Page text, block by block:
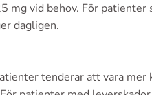
mg vid behov. För patienter
dagligen.
tenderar att vara mer